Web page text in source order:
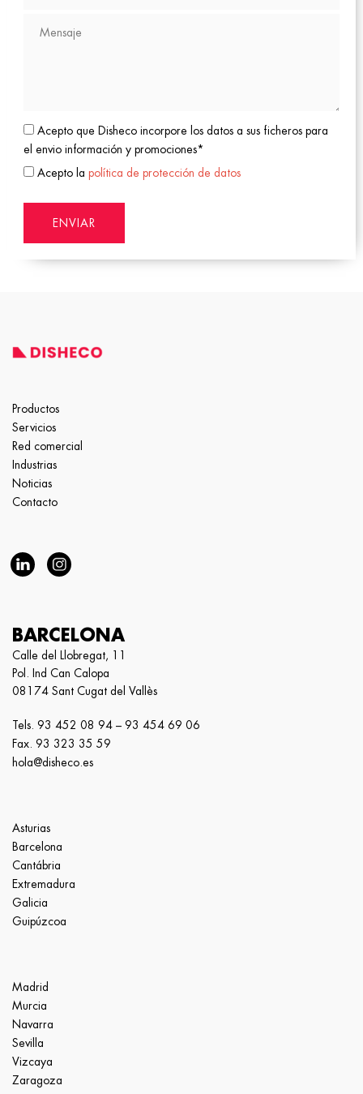
Acepto que Disheco incorpore los datos a sus ficheros para
el envio información y promociones*
Acepto la política de protección de datos
Productos
Servicios
Red comercial
Industrias
Noticias
Contacto
BARCELONA
Calle del Llobregat, 11
Pol. Ind Can Calopa
08174 Sant Cugat del Vallès
Tels. 93 452 08 94 – 93 454 69 06
Fax. 93 323 35 59
hola@disheco.es
Asturias
Barcelona
Cantábria
Extremadura
Galicia
Guipúzcoa
Madrid
Murcia
Navarra
Sevilla
Vizcaya
Zaragoza